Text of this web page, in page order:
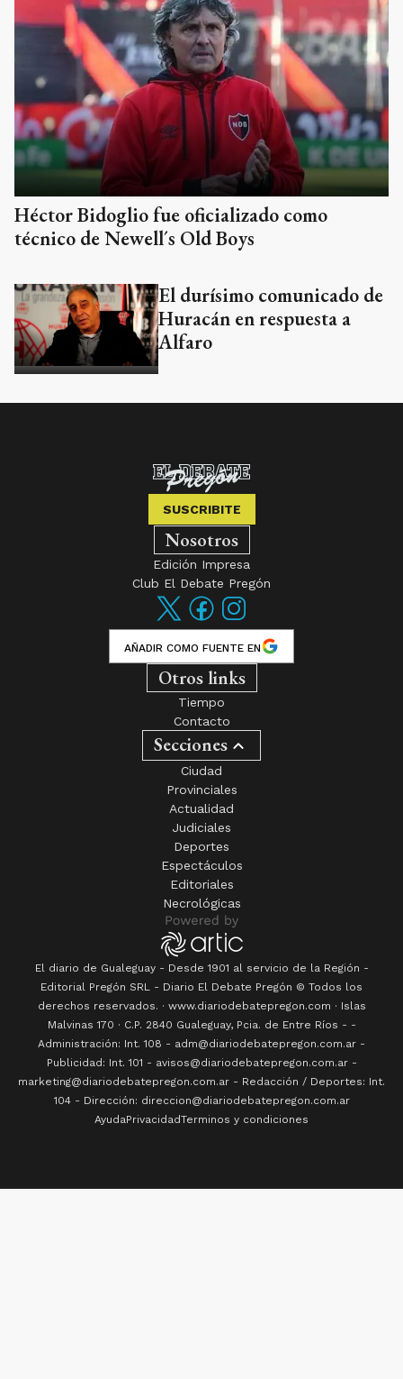
Héctor Bidoglio fue oficializado como
técnico de Newell´s Old Boys
El durísimo comunicado de
Huracán en respuesta a
Alfaro
SUSCRIBITE
Nosotros
Edición Impresa
Club El Debate Pregón
AÑADIR COMO FUENTE EN
Otros links
Tiempo
Contacto
Secciones
Ciudad
Provinciales
Actualidad
Judiciales
Deportes
Espectáculos
Editoriales
Necrológicas
El diario de Gualeguay - Desde 1901 al servicio de la Región -
Editorial Pregón SRL - Diario El Debate Pregón © Todos los
derechos reservados. · www.diariodebatepregon.com · Islas
Malvinas 170 · C.P. 2840 Gualeguay, Pcia. de Entre Ríos - -
Administración: Int. 108 - adm@diariodebatepregon.com.ar -
Publicidad: Int. 101 - avisos@diariodebatepregon.com.ar -
marketing@diariodebatepregon.com.ar - Redacción / Deportes: Int.
104 - Dirección: direccion@diariodebatepregon.com.ar
AyudaPrivacidadTerminos y condiciones